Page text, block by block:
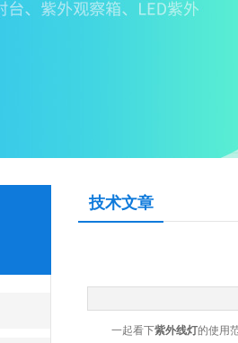
技术文章
一起看下紫外线灯的使用